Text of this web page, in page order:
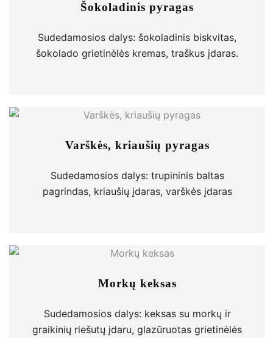
Šokoladinis pyragas
Sudedamosios dalys: šokoladinis biskvitas,
šokolado grietinėlės kremas, traškus įdaras.
Varškės, kriaušių pyragas
Sudedamosios dalys: trupininis baltas
pagrindas, kriaušių įdaras, varškės įdaras
Morkų keksas
Sudedamosios dalys: keksas su morkų ir
graikinių riešutų įdaru, glazūruotas grietinėlės